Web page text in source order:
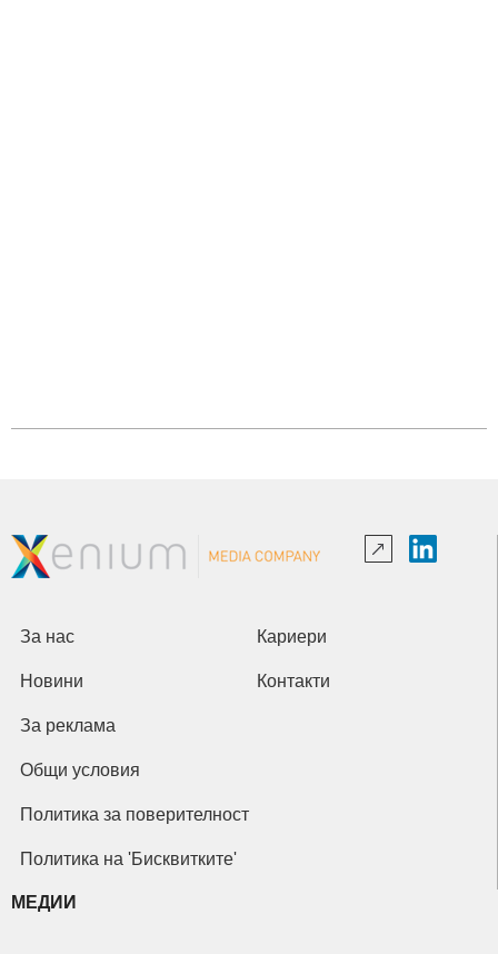
За нас Кариери
Новини Контакти
За реклама
Общи условия
Политика за поверителност
Политика на 'Бисквитките'
МЕДИИ